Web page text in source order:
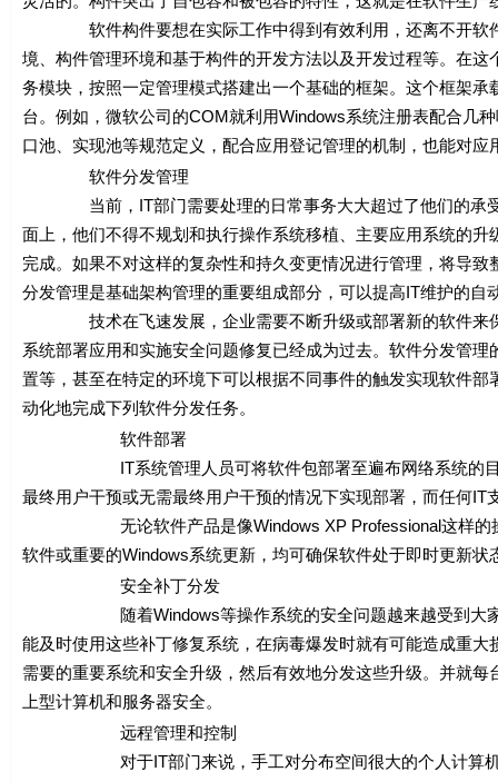
软件构件要想在实际工作中得到有效利用，还离不开软件
境、构件管理环境和基于构件的开发方法以及开发过程等。在
务模块，按照一定管理模式搭建出一个基础的框架。这个框架
台。例如，微软公司的COM就利用Windows系统注册表配合几
口池、实现池等规范定义，配合应用登记管理的机制，也能对应
软件分发管理
当前，IT部门需要处理的日常事务大大超过了他们的承受
面上，他们不得不规划和执行操作系统移植、主要应用系统的
完成。如果不对这样的复杂性和持久变更情况进行管理，将导
分发管理是基础架构管理的重要组成部分，可以提高IT维护的
技术在飞速发展，企业需要不断升级或部署新的软件来保
系统部署应用和实施安全问题修复已经成为过去。软件分发管
置等，甚至在特定的环境下可以根据不同事件的触发实现软件
动化地完成下列软件分发任务。
软件部署
IT系统管理人员可将软件包部署至遍布网络系统的目标
最终用户干预或无需最终用户干预的情况下实现部署，而任何IT
无论软件产品是像Windows XP Professional这样的操作
软件或重要的Windows系统更新，均可确保软件处于即时更新状
安全补丁分发
随着Windows等操作系统的安全问题越来越受到大家的
能及时使用这些补丁修复系统，在病毒爆发时就有可能造成重
需要的重要系统和安全升级，然后有效地分发这些升级。并就
上型计算机和服务器安全。
远程管理和控制
对于IT部门来说，手工对分布空间很大的个人计算机进